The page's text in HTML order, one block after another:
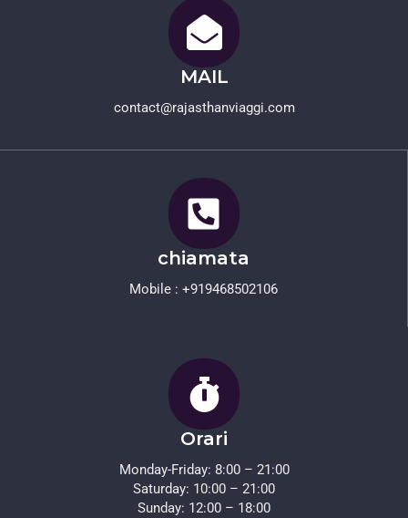
MAIL
contact@rajasthanviaggi.com​
chiamata
Mobile : +919468502106
Orari
Monday-Friday: 8:00 – 21:00
Saturday: 10:00 – 21:00
Sunday: 12:00 – 18:00